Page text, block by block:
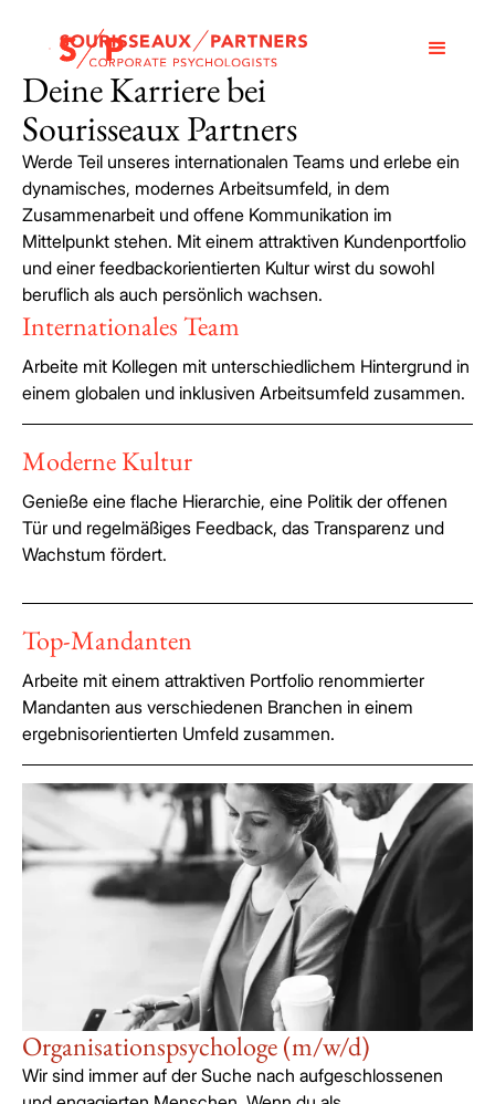
Deine Karriere bei
Sourisseaux Partners
Werde Teil unseres internationalen Teams und erlebe ein
dynamisches, modernes Arbeitsumfeld, in dem
Zusammenarbeit und offene Kommunikation im
Mittelpunkt stehen. Mit einem attraktiven Kundenportfolio
und einer feedbackorientierten Kultur wirst du sowohl
beruflich als auch persönlich wachsen.
Internationales Team
Arbeite mit Kollegen mit unterschiedlichem Hintergrund in
einem globalen und inklusiven Arbeitsumfeld zusammen.
Moderne Kultur
Genieße eine flache Hierarchie, eine Politik der offenen
Tür und regelmäßiges Feedback, das Transparenz und
Wachstum fördert.
Top-Mandanten
Arbeite mit einem attraktiven Portfolio renommierter
Mandanten aus verschiedenen Branchen in einem
ergebnisorientierten Umfeld zusammen.
Organisationspsychologe (m/w/d)
Wir sind immer auf der Suche nach aufgeschlossenen